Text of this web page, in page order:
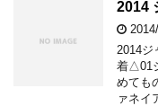
2014
2014
着△01
めても
ァネイ